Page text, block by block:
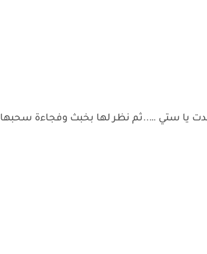
يا ستي …..ثم نظر لها بخبث وفجاءة سحبها